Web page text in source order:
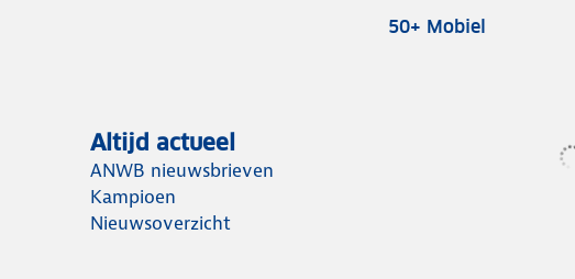
50+ Mobiel
Altijd actueel
ANWB nieuwsbrieven
Kampioen
Nieuwsoverzicht